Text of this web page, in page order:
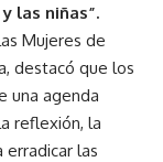
las niñas”.
Mujeres de
destacó que los
una agenda
reflexión, la
erradicar las